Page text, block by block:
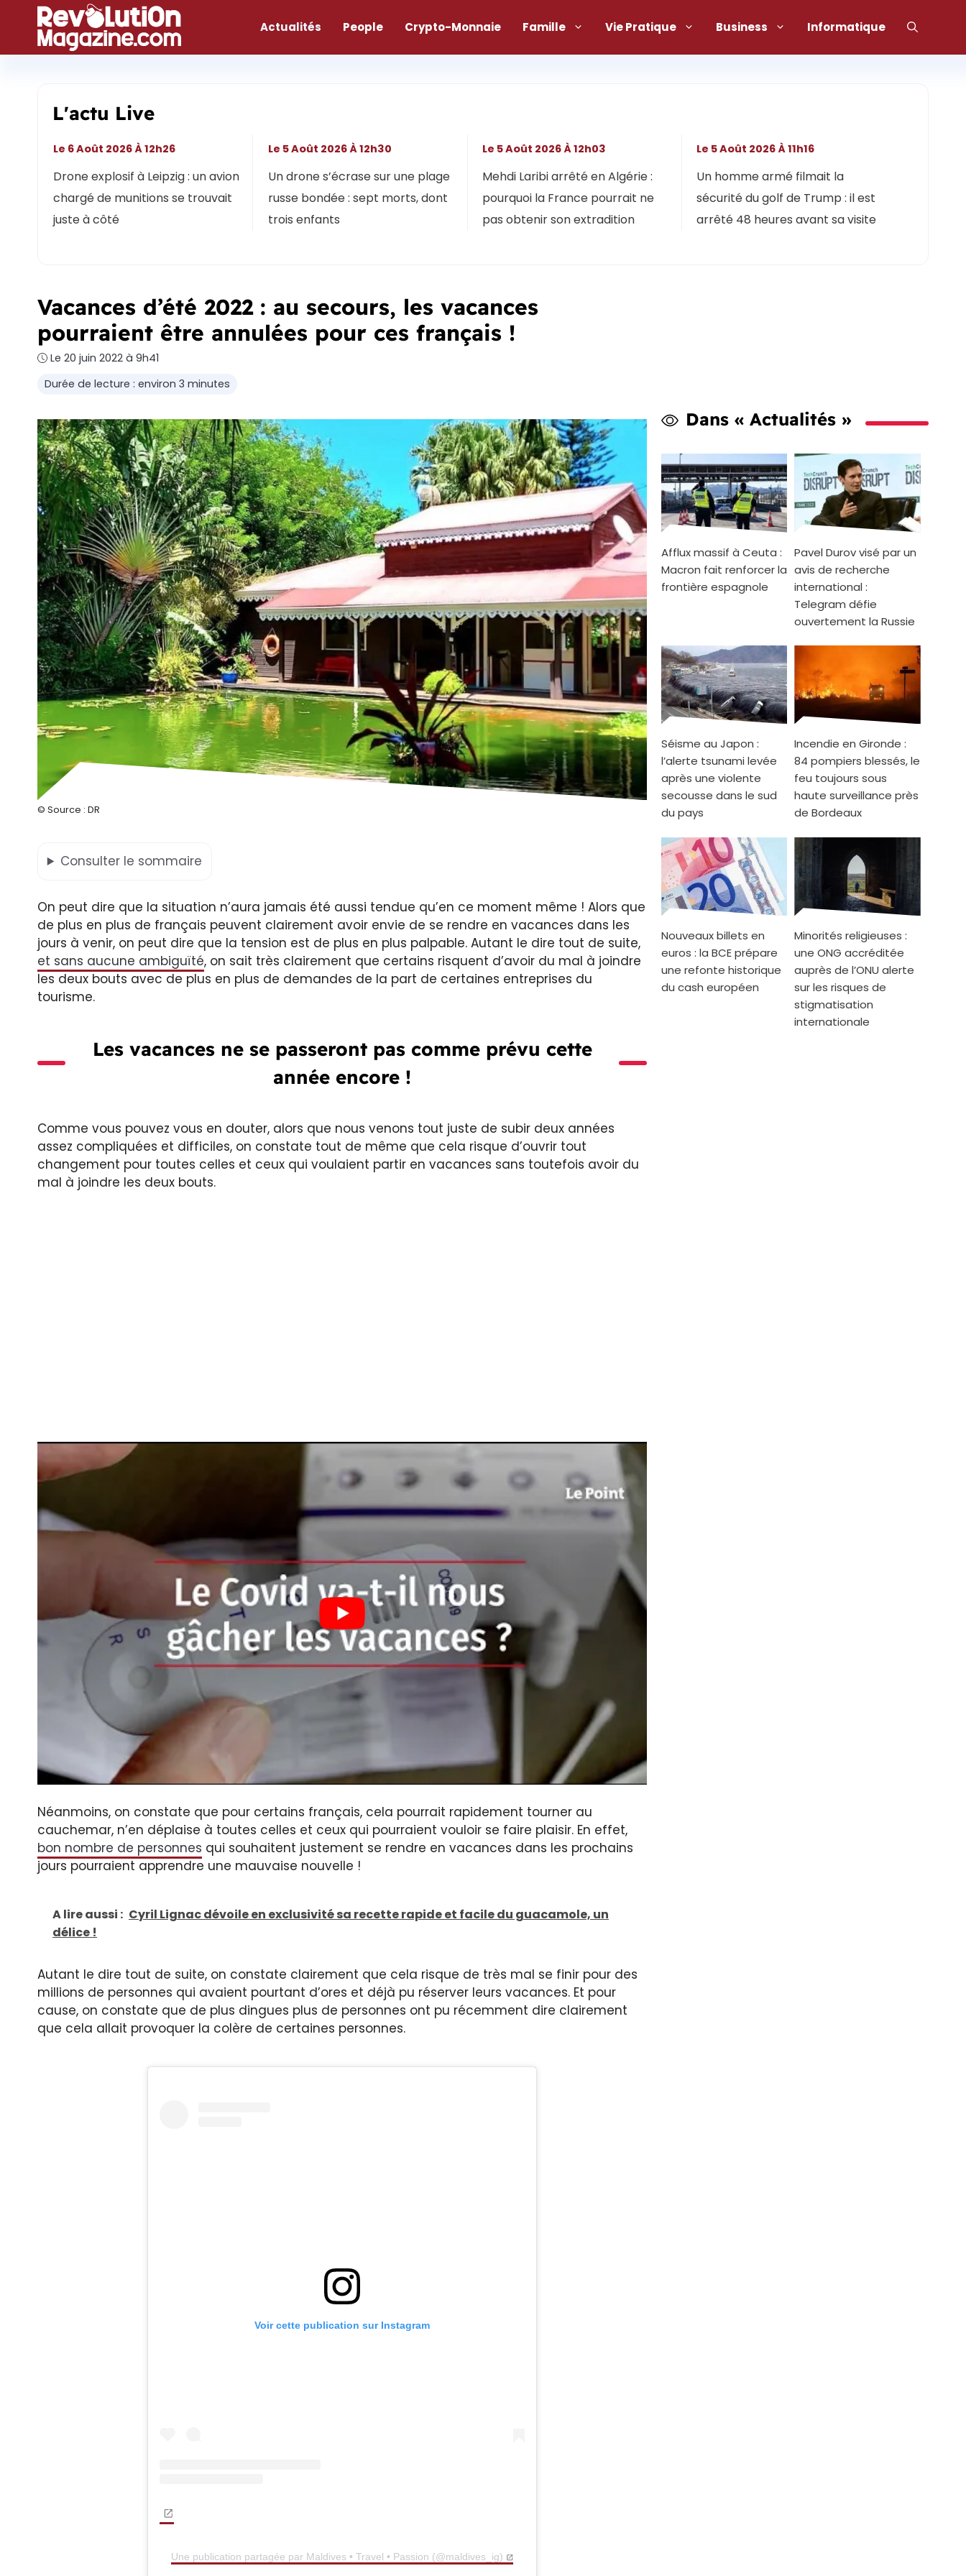
contenu
Actualités People Crypto-Monnaie Famille Vie Pratique Business Informatique
L'actu Live
Drone explosif à Leipzig : un avion
chargé de munitions se trouvait
juste à côté
Le 6 Août 2026 À 12h26
Un drone s’écrase sur une plage
russe bondée : sept morts, dont
trois enfants
Le 5 Août 2026 À 12h30
Mehdi Laribi arrêté en Algérie :
pourquoi la France pourrait ne
pas obtenir son extradition
Le 5 Août 2026 À 12h03
Un homme armé filmait la
sécurité du golf de Trump : il est
arrêté 48 heures avant sa visite
Le 5 Août 2026 À 11h16
Vacances d’été 2022 : au secours, les vacances
pourraient être annulées pour ces français !
Le 20 juin 2022 à 9h41
Durée de lecture : environ 3 minutes
© Source : DR
Consulter le sommaire
On peut dire que la situation n’aura jamais été aussi tendue qu’en ce moment même ! Alors que
de plus en plus de français peuvent clairement avoir envie de se rendre en vacances dans les
jours à venir, on peut dire que la tension est de plus en plus palpable. Autant le dire tout de suite,
et sans aucune ambiguïté, on sait très clairement que certains risquent d’avoir du mal à joindre
les deux bouts avec de plus en plus de demandes de la part de certaines entreprises du
tourisme.
Les vacances ne se passeront pas comme prévu cette
année encore !
Comme vous pouvez vous en douter, alors que nous venons tout juste de subir deux années
assez compliquées et difficiles, on constate tout de même que cela risque d’ouvrir tout
changement pour toutes celles et ceux qui voulaient partir en vacances sans toutefois avoir du
mal à joindre les deux bouts.
Néanmoins, on constate que pour certains français, cela pourrait rapidement tourner au
cauchemar, n’en déplaise à toutes celles et ceux qui pourraient vouloir se faire plaisir. En effet,
bon nombre de personnes qui souhaitent justement se rendre en vacances dans les prochains
jours pourraient apprendre une mauvaise nouvelle !
A lire aussi : Cyril Lignac dévoile en exclusivité sa recette rapide et facile du guacamole, un
délice !
Autant le dire tout de suite, on constate clairement que cela risque de très mal se finir pour des
millions de personnes qui avaient pourtant d’ores et déjà pu réserver leurs vacances. Et pour
cause, on constate que de plus dingues plus de personnes ont pu récemment dire clairement
que cela allait provoquer la colère de certaines personnes.
Voir cette publication sur Instagram
Une publication partagée par Maldives • Travel • Passion (@maldives_ig)
Dans « Actualités »
Afflux massif à Ceuta :
Macron fait renforcer la
frontière espagnole
Pavel Durov visé par un
avis de recherche
international :
Telegram défie
ouvertement la Russie
Séisme au Japon :
l’alerte tsunami levée
après une violente
secousse dans le sud
du pays
Incendie en Gironde :
84 pompiers blessés, le
feu toujours sous
haute surveillance près
de Bordeaux
Nouveaux billets en
euros : la BCE prépare
une refonte historique
du cash européen
Minorités religieuses :
une ONG accréditée
auprès de l’ONU alerte
sur les risques de
stigmatisation
internationale